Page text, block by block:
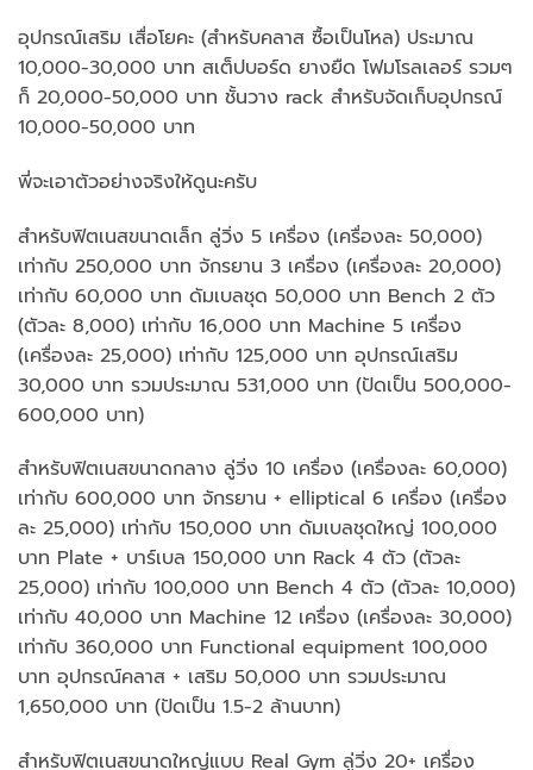
อุปกรณ์เสริม เสื่อโยคะ (สำหรับคลาส ซื้อเป็นโหล) ประมาณ
10,000-30,000 บาท สเต็ปบอร์ด ยางยืด โฟมโรลเลอร์ รวมๆ
ก็ 20,000-50,000 บาท ชั้นวาง rack สำหรับจัดเก็บอุปกรณ์
10,000-50,000 บาท
พี่จะเอาตัวอย่างจริงให้ดูนะครับ
สำหรับฟิตเนสขนาดเล็ก ลู่วิ่ง 5 เครื่อง (เครื่องละ 50,000)
เท่ากับ 250,000 บาท จักรยาน 3 เครื่อง (เครื่องละ 20,000)
เท่ากับ 60,000 บาท ดัมเบลชุด 50,000 บาท Bench 2 ตัว
(ตัวละ 8,000) เท่ากับ 16,000 บาท Machine 5 เครื่อง
(เครื่องละ 25,000) เท่ากับ 125,000 บาท อุปกรณ์เสริม
30,000 บาท รวมประมาณ 531,000 บาท (ปัดเป็น 500,000-
600,000 บาท)
สำหรับฟิตเนสขนาดกลาง ลู่วิ่ง 10 เครื่อง (เครื่องละ 60,000)
เท่ากับ 600,000 บาท จักรยาน + elliptical 6 เครื่อง (เครื่อง
ละ 25,000) เท่ากับ 150,000 บาท ดัมเบลชุดใหญ่ 100,000
บาท Plate + บาร์เบล 150,000 บาท Rack 4 ตัว (ตัวละ
25,000) เท่ากับ 100,000 บาท Bench 4 ตัว (ตัวละ 10,000)
เท่ากับ 40,000 บาท Machine 12 เครื่อง (เครื่องละ 30,000)
เท่ากับ 360,000 บาท Functional equipment 100,000
บาท อุปกรณ์คลาส + เสริม 50,000 บาท รวมประมาณ
1,650,000 บาท (ปัดเป็น 1.5-2 ล้านบาท)
สำหรับฟิตเนสขนาดใหญ่แบบ Real Gym ลู่วิ่ง 20+ เครื่อง